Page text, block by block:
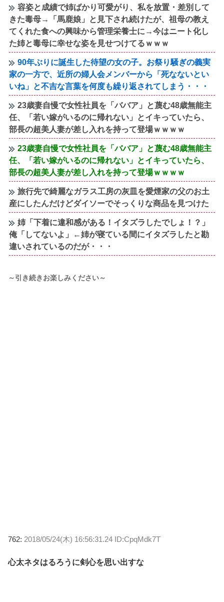
容姿と成績で姉ばかり可愛がり、私を放置・差別して
きた毒母→「馬鹿娘」と見下され続けたが、祖母の教え
てくれた食への興味から管理栄養士に→今はニート化し
た姉と毒母に幸せな姿を見せつけてるｗｗｗ
90年ぶりに誕生した待望の女の子。お祭り騒ぎの義実
家の一方で、近所の婦人会メンバーから「死なないとい
いね」と不吉な言葉を何度も繰り返されてしまう・・・
23歳妻自慢で女性社員を「ババア」と蔑む48歳無能主
任、「若い嫁がいるのに帰れない」とイキっていたら、
部長の超美人妻が差し入れを持って登場ｗｗｗｗ
23歳妻自慢で女性社員を「ババア」と蔑む48歳無能主
任、「若い嫁がいるのに帰れない」とイキっていたら、
部長の超美人妻が差し入れを持って登場ｗｗｗｗ
旅行先で綺麗なガラス工房の灰皿を愛煙家の父のお土
産にしたんだけどダイソーでそっくりな商品を見つけた
姉「下着に違和感がある！イタズラしたでしょ！？」
俺「してないよ」←姉が寝ている間にイタズラしたと勘
違いされているのだが・・・
～引き続きお楽しみください～
762: 2018/05/24(木) 16:56:31.24 ID:CpqMdk7T
心太ネタはるろうに剣心を思い出すな